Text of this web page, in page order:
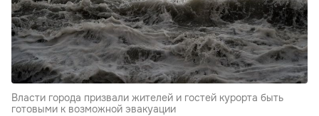
Власти города призвали жителей и гостей курорта быть
готовыми к возможной эвакуации